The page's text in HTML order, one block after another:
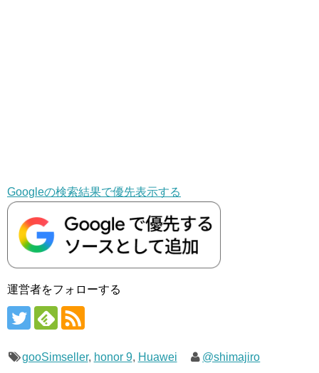
Googleの検索結果で優先表示する
運営者をフォローする
gooSimseller, honor 9, Huawei @shimajiro